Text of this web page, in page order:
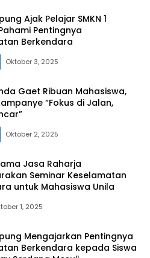
Ajak Pelajar SMKN 1
Pentingnya
Berkendara
Oktober 3, 2025
Gaet Ribuan Mahasiswa,
“Fokus di Jalan,
Oktober 2, 2025
Jasa Raharja
Seminar Keselamatan
untuk Mahasiswa Unila
1, 2025
Mengajarkan Pentingnya
Berkendara kepada Siswa